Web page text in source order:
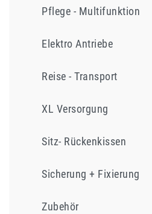
Pflege - Multifunktion
Elektro Antriebe
Reise - Transport
XL Versorgung
Sitz- Rückenkissen
Sicherung + Fixierung
Zubehör